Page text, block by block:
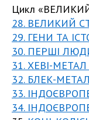
Цикл
28. ВЕЛИКИЙ
29. ГЕНИ ТА
30. ПЕРШІ
31. ХЕВІ-
32. БЛЕК-
33.
34.